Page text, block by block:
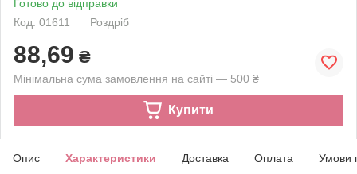
Готово до відправки
Код: 01611
Роздріб
88,69 ₴
Мінімальна сума замовлення на сайті — 500 ₴
Купити
Опис Характеристики Доставка Оплата Умови